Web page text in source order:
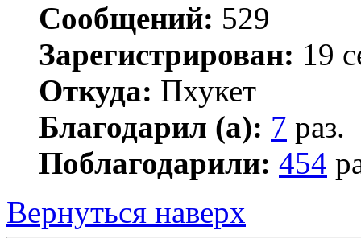
Сообщений: 529
Зарегистрирован: 19
Откуда: Пхукет
Благодарил (а): 7 раз.
Поблагодарили: 454
Вернуться наверх